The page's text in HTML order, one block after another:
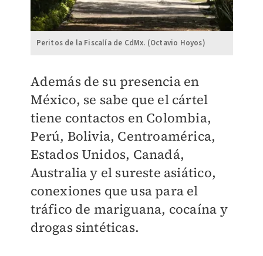
Peritos de la Fiscalía de CdMx. (Octavio Hoyos)
Además de su presencia en
México, se sabe que el cártel
tiene contactos en Colombia,
Perú, Bolivia, Centroamérica,
Estados Unidos, Canadá,
Australia y el sureste asiático,
conexiones que usa para el
tráfico de mariguana, cocaína y
drogas sintéticas.